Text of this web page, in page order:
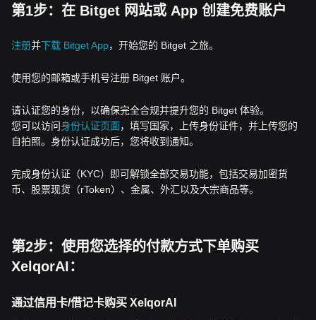
第1步：在 Bitget 网站或 App 创建免费账户
注册并下载 Bitget App，开始您的 Bitget 之旅。
使用您的邮箱或手机号注册 Bitget 账户。
请认证您的身份，以确保完全合规并提升您的 Bitget 体验。
您可以访问身份认证页面，填写国家，上传身份证件，并上传您的
自拍照。身份认证成功后，您将收到通知。
完成身份认证（KYC）即可解锁全部交易功能，包括交易加密货
币、股票现货（rToken）、金属、外汇以及大宗商品等。
第2步：使用您选择的付款方式下单购买
XelqorAI：
通过信用卡/借记卡购买 XelqorAI